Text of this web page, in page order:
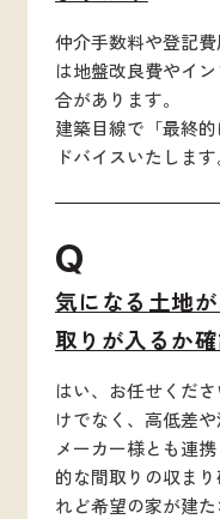
仲介手数料や登記
は地盤改良費やイ
合があります。
建築目線で「最終
ドバイスいたします
Q
気になる土地
取りが入るか
はい、お任せくだ
けでなく、高低差
メーカー様とも連
的な間取りの収ま
れど希望の家が建